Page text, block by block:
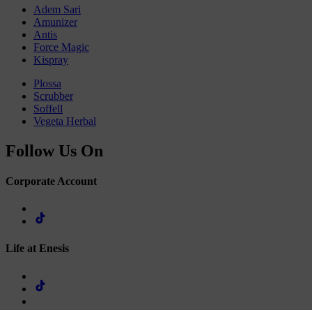
Adem Sari
Amunizer
Antis
Force Magic
Kispray
Plossa
Scrubber
Soffell
Vegeta Herbal
Follow Us On
Corporate Account
Life at Enesis